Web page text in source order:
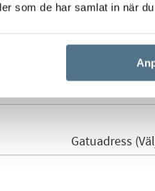
som de har samlat in när
E-post
Gatuadress